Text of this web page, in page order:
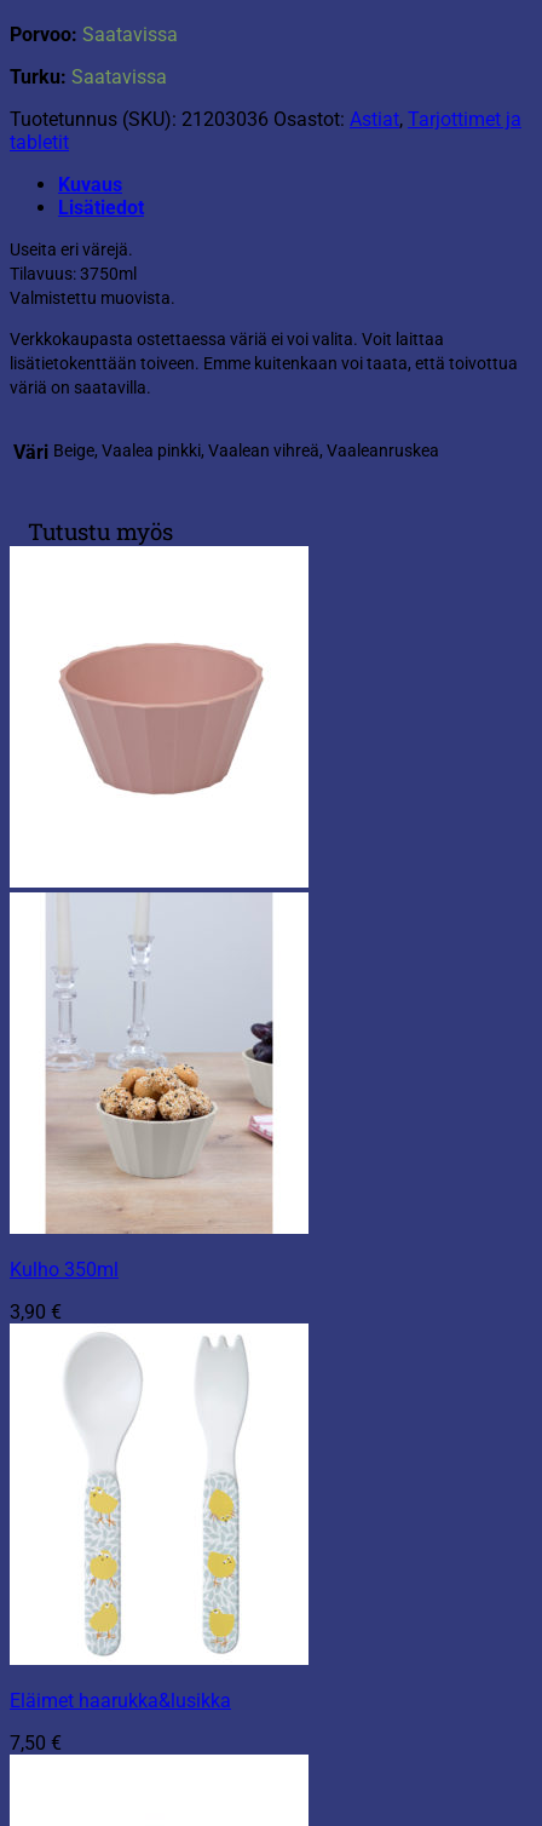
Porvoo: Saatavissa
Turku: Saatavissa
Tuotetunnus (SKU): 21203036 Osastot: Astiat, Tarjottimet ja
tabletit
Kuvaus
Lisätiedot
Useita eri värejä.
Tilavuus: 3750ml
Valmistettu muovista.
Verkkokaupasta ostettaessa väriä ei voi valita. Voit laittaa
lisätietokenttään toiveen. Emme kuitenkaan voi taata, että toivottua
väriä on saatavilla.
Väri Beige, Vaalea pinkki, Vaalean vihreä, Vaaleanruskea
Tutustu myös
Kulho 350ml
3,90 €
Eläimet haarukka&lusikka
7,50 €